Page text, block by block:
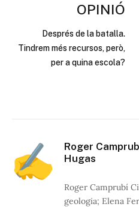
OPINIÓ
Després de la batalla.
Tindrem més recursos, però,
per a quina escola?
Roger
Hugas
Roger Camprubí
geologia; Elena